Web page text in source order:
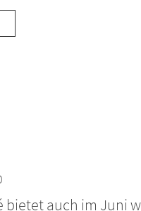
bietet auch im Juni